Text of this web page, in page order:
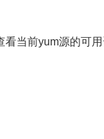
看当前yum源的可